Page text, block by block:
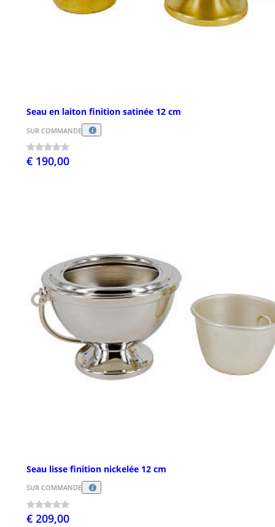
Seau en laiton finition satinée 12 cm
SUR COMMANDE
€ 190,00
Seau lisse finition nickelée 12 cm
SUR COMMANDE
€ 209,00